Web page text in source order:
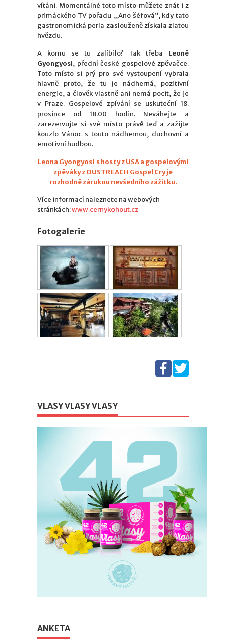
vítáni. Momentálné toto místo můžete znát i z
primáckého TV pořadu ,,Ano šéfová“, kdy tato
gastronomická perla zaslouženě získala zlatou
hvězdu.
A komu se tu zalíbilo? Tak třeba Leoně
Gyongyosi, přední české gospelové zpěvačce.
Toto místo si prý pro své vystoupení vybrala
hlavně proto, že tu je nádherná, pozitivní
energie, a člověk vlastně ani nemá pocit, že je
v Praze. Gospelové zpívání se uskuteční 18.
prosince od 18.00 hodin. Neváhejte a
zarezervujte si své místo právě teď a zažijte
kouzlo Vánoc s touto nádhernou, duchovní a
emotivní hudbou.
Leona Gyongyosi s hosty z USA a gospelovými
zpěváky z OUSTREACH Gospel Cry je
rozhodně zárukou nevšedního zážitku.
Více informací naleznete na webových
stránkách:www.cernykohout.cz
Fotogalerie
VLASY VLASY VLASY
ANKETA